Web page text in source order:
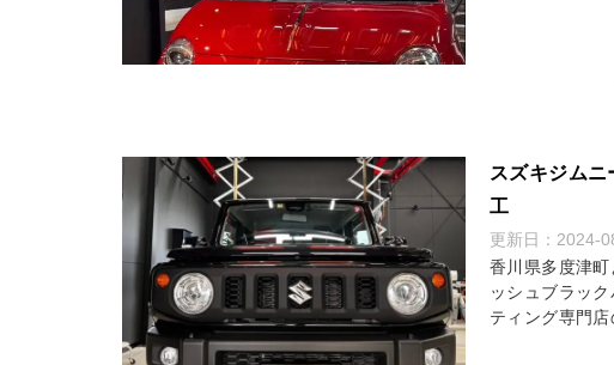
スズキジム
工
更新日： 2024-
香川県多度津
ッシュブラッ
ティング専門